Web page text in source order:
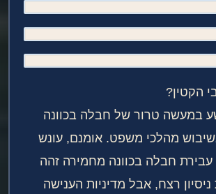
הקטין?
במעשה טרור של חבלה בכוונה
מהלכי משפט. אומנם, עונש
חבלה בכוונה מחמירה זהה
רצח, אבל מדיניות הענישה